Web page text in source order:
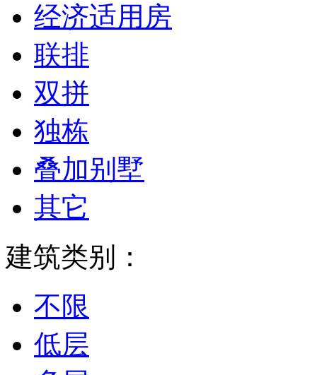
经济适用房
联排
双拼
独栋
叠加别墅
其它
建筑类别：
不限
低层